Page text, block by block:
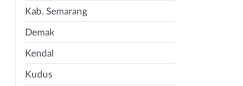
Kab. Semarang
Demak
Kendal
Kudus